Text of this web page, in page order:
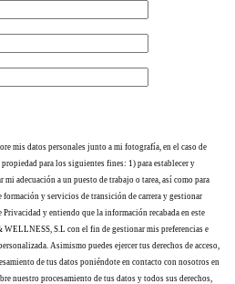
mis datos personales junto a mi fotografía, en el caso de
para los siguientes fines: 1) para establecer y
adecuación a un puesto de trabajo o tarea, así como para
y servicios de transición de carrera y gestionar
y entiendo que la información recabada en este
S.L con el fin de gestionar mis preferencias e
Asimismo puedes ejercer tus derechos de acceso,
de tus datos poniéndote en contacto con nosotros en
nuestro procesamiento de tus datos y todos sus derechos,